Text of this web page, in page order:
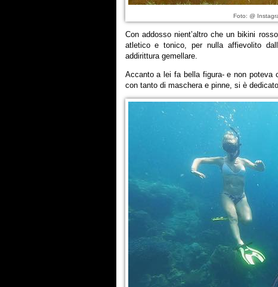
Foto: @
Con addosso nient’altro che un bikini
atletico e tonico, per nulla affievolito
addirittura gemellare.
Accanto a lei fa bella figura- e non poteva
con tanto di maschera e pinne, si è